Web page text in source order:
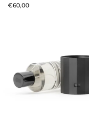
€60,00